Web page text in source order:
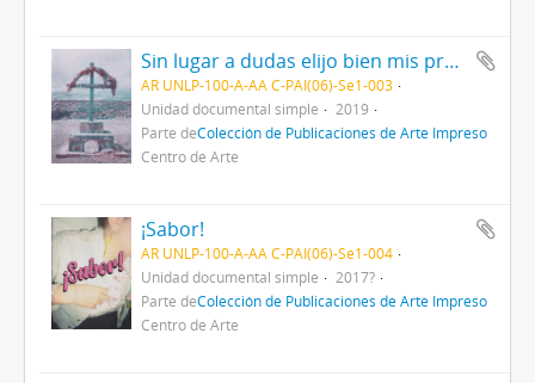
Sin lugar a dudas elijo bien mis protecciones
AR UNLP-100-A-AA C-PAI(06)-Se1-003
Unidad documental simple
2019
Parte deColección de Publicaciones de Arte Impreso
Centro de Arte
¡Sabor!
AR UNLP-100-A-AA C-PAI(06)-Se1-004
Unidad documental simple
2017?
Parte deColección de Publicaciones de Arte Impreso
Centro de Arte